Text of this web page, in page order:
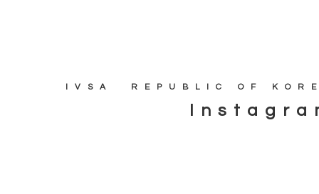
IVSA REPUBLIC OF